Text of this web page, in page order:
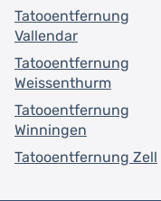
Tatooentfernung
Vallendar
Tatooentfernung
Weissenthurm
Tatooentfernung
Winningen
Tatooentfernung Zell